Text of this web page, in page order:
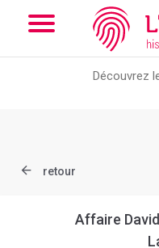
Array ( [slug] => document
theme.css if you want the
retour
Affaire